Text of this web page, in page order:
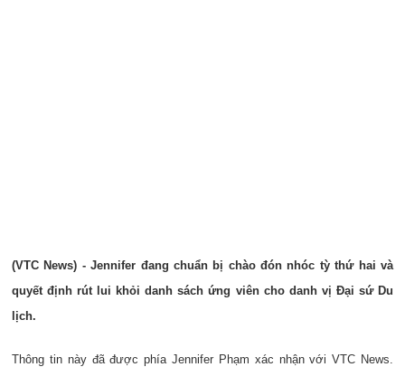
(VTC News) - Jennifer đang chuẩn bị chào đón nhóc tỳ thứ hai và
quyết định rút lui khỏi danh sách ứng viên cho danh vị Đại sứ Du
lịch.
Thông tin này đã được phía Jennifer Phạm xác nhận với VTC News.